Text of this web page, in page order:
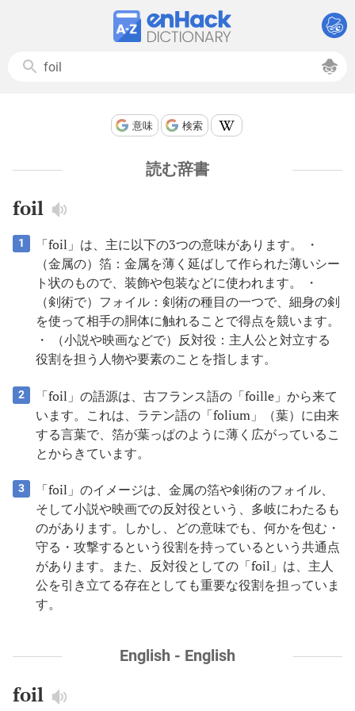
意味 検索
読む辞書
foil
1
「foil」は、主に以下の3つの意味があります。 ・
（金属の）箔：金属を薄く延ばして作られた薄いシー
ト状のもので、装飾や包装などに使われます。 ・
（剣術で）フォイル：剣術の種目の一つで、細身の剣
を使って相手の胴体に触れることで得点を競います。
・ （小説や映画などで）反対役：主人公と対立する
役割を担う人物や要素のことを指します。
2
「foil」の語源は、古フランス語の「foille」から来て
います。これは、ラテン語の「folium」（葉）に由来
する言葉で、箔が葉っぱのように薄く広がっているこ
とからきています。
3
「foil」のイメージは、金属の箔や剣術のフォイル、
そして小説や映画での反対役という、多岐にわたるも
のがあります。しかし、どの意味でも、何かを包む・
守る・攻撃するという役割を持っているという共通点
があります。また、反対役としての「foil」は、主人
公を引き立てる存在としても重要な役割を担っていま
す。
English - English
foil